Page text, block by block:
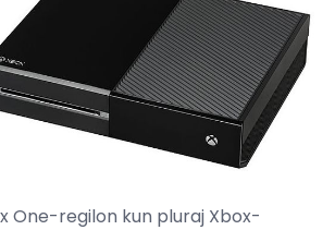
One-regilon kun pluraj Xbox-